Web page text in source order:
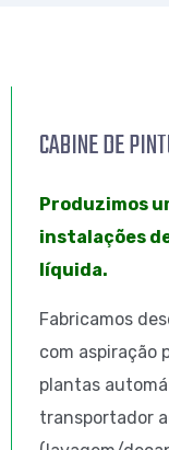
CABINE DE
Produzimos
instalações
líquida.
Fabricamos
com aspiração
plantas
transportador